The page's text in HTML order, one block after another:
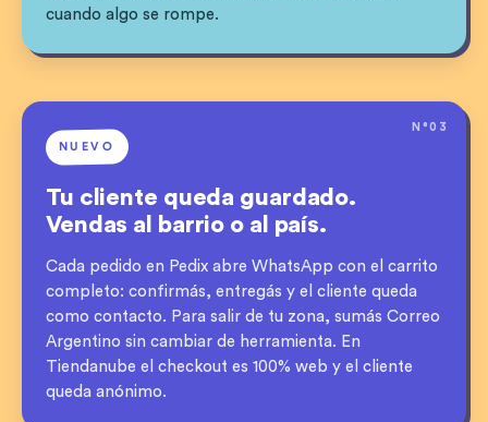
cuando algo se rompe.
NUEVO
Tu cliente queda guardado.
Vendas al barrio o al país.
Cada pedido en Pedix abre WhatsApp con el carrito
completo: confirmás, entregás y el cliente queda
como contacto. Para salir de tu zona, sumás Correo
Argentino sin cambiar de herramienta. En
Tiendanube el checkout es 100% web y el cliente
queda anónimo.
N°03